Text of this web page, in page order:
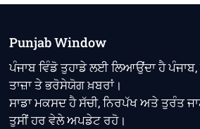
ਆਉਣਗੇ
ਨਤੀਜੇ,
ਜਾਣੋ
ਤਾਰੀਕ
Punjab Window
ਪੰਜਾਬ ਵਿੰਡੋ ਤੁਹਾਡੇ ਲਈ ਲਿਆਉਂਦਾ ਹੈ
ਤਾਜ਼ਾ ਤੇ ਭਰੋਸੇਯੋਗ ਖ਼ਬਰਾਂ।
ਸਾਡਾ ਮਕਸਦ ਹੈ ਸੱਚੀ, ਨਿਰਪੱਖ ਅਤੇ ਤੁਰੰਤ
ਤੁਸੀਂ ਹਰ ਵੇਲੇ ਅਪਡੇਟ ਰਹੋ।